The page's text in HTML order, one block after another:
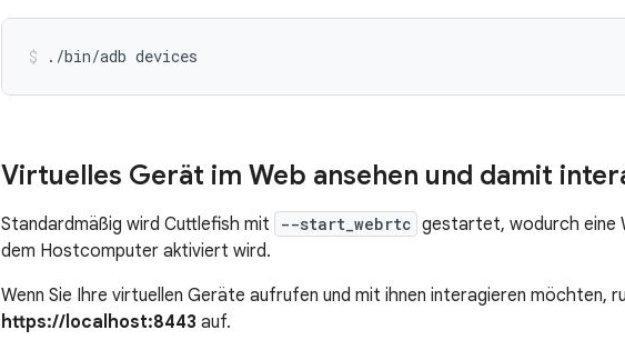
./bin/adb devices
Virtuelles Gerät im Web ansehen und damit
Standardmäßig wird Cuttlefish mit --start_webrtc gestartet, wodurch eine
dem Hostcomputer aktiviert wird.
Wenn Sie Ihre virtuellen Geräte aufrufen und mit ihnen interagieren möchten,
https://localhost:8443 auf.